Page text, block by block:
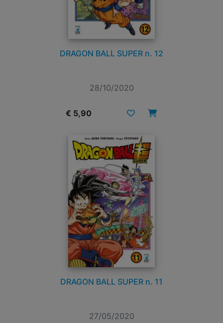
DRAGON BALL SUPER n. 12
28/10/2020
€ 5,90
DRAGON BALL SUPER n. 11
27/05/2020